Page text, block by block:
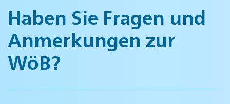
Haben Sie Fragen und
Anmerkungen zur
WöB?